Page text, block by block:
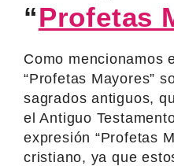
“Profetas
Como mencionamos
“Profetas Mayores”
sagrados antiguos,
el Antiguo
expresión “Profetas
cristiano, ya que